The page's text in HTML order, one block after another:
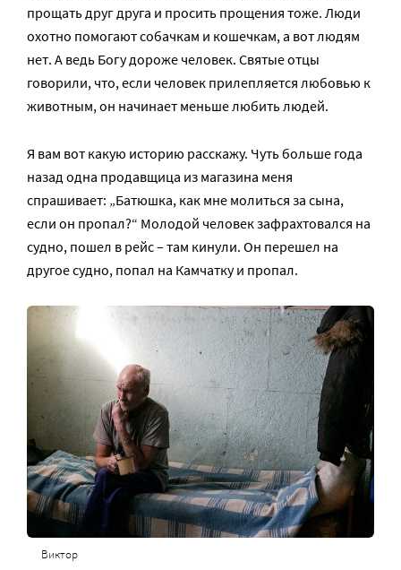
прощать друг друга и просить прощения тоже. Люди
охотно помогают собачкам и кошечкам, а вот людям
нет. А ведь Богу дороже человек. Святые отцы
говорили, что, если человек прилепляется любовью к
животным, он начинает меньше любить людей.
Я вам вот какую историю расскажу. Чуть больше года
назад одна продавщица из магазина меня
спрашивает: „Батюшка, как мне молиться за сына,
если он пропал?“ Молодой человек зафрахтовался на
судно, пошел в рейс – там кинули. Он перешел на
другое судно, попал на Камчатку и пропал.
Виктор